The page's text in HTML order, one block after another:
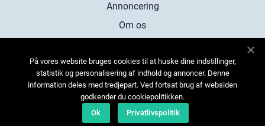
Annoncering
Om os
Kontakt os
Sitemap
På vores website bruges cookies til at huske dine indstillinger,
statistik og personalisering af indhold og annoncer. Denne
information deles med tredjepart. Ved fortsat brug af websiden
godkender du cookiepolitikken.
Ok
Privatlivspolitik